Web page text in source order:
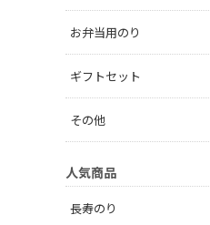
お弁当用のり
ギフトセット
その他
人気商品
長寿のり